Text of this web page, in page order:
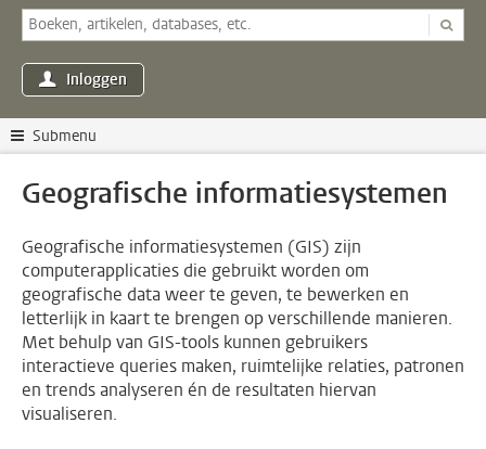
Inloggen
Submenu
Geografische informatiesystemen
Geografische informatiesystemen (GIS) zijn
computerapplicaties die gebruikt worden om
geografische data weer te geven, te bewerken en
letterlijk in kaart te brengen op verschillende manieren.
Met behulp van GIS-tools kunnen gebruikers
interactieve queries maken, ruimtelijke relaties, patronen
en trends analyseren én de resultaten hiervan
visualiseren.